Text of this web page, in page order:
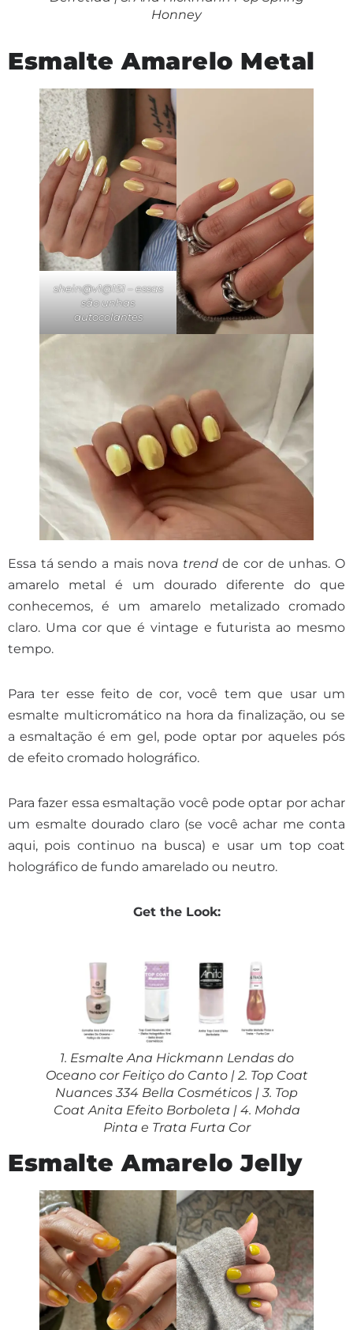
Honney
Esmalte Amarelo Metal
shein@v1@151 – essas
são unhas
autocolantes
Essa tá sendo a mais nova trendde cor de unhas. O
amarelo metal é um dourado diferente do que
conhecemos, é um amarelo metalizado cromado
claro. Uma cor que é vintage e futurista ao mesmo
tempo.
Para ter esse feito de cor, você tem que usar um
esmalte multicromático na hora da finalização, ou se
a esmaltação é em gel, pode optar por aqueles pós
de efeito cromado holográfico.
Para fazer essa esmaltação você pode optar por achar
um esmalte dourado claro (se você achar me conta
aqui, pois continuo na busca) e usar um top coat
holográfico de fundo amarelado ou neutro.
Get the Look:
1. Esmalte Ana Hickmann Lendas do
Oceano cor Feitiço do Canto | 2. Top Coat
Nuances 334 Bella Cosméticos | 3. Top
Coat Anita Efeito Borboleta | 4. Mohda
Pinta e Trata Furta Cor
Esmalte Amarelo Jelly